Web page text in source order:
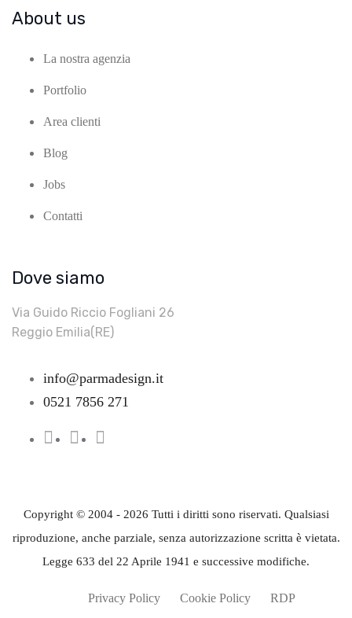
About us
La nostra agenzia
Portfolio
Area clienti
Blog
Jobs
Contatti
Dove siamo
Via Guido Riccio Fogliani 26
Reggio Emilia(RE)
info@parmadesign.it
0521 7856 271
Copyright © 2004 - 2026 Tutti i diritti sono riservati. Qualsiasi
riproduzione, anche parziale, senza autorizzazione scritta è vietata.
Legge 633 del 22 Aprile 1941 e successive modifiche.
Privacy Policy Cookie Policy
RDP